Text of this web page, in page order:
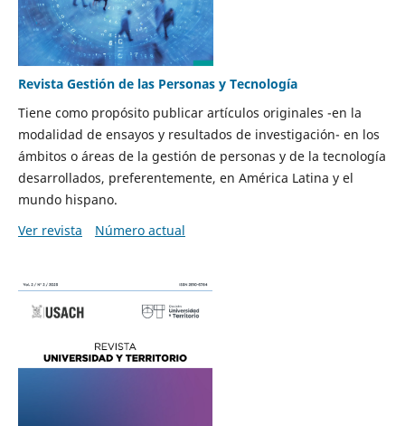
Revista Gestión de las Personas y Tecnología
Tiene como propósito publicar artículos originales -en la
modalidad de ensayos y resultados de investigación- en los
ámbitos o áreas de la gestión de personas y de la tecnología
desarrollados, preferentemente, en América Latina y el
mundo hispano.
Ver revista
Número actual